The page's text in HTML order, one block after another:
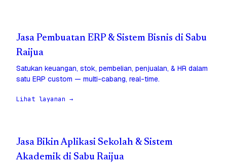
Jasa Pembuatan ERP & Sistem Bisnis di Sabu
Raijua
Satukan keuangan, stok, pembelian, penjualan, & HR dalam
satu ERP custom — multi-cabang, real-time.
Lihat layanan →
Jasa Bikin Aplikasi Sekolah & Sistem
Akademik di Sabu Raijua